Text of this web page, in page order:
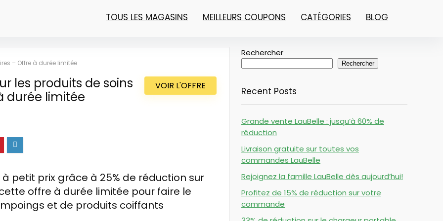
TOUS LES MAGASINS MEILLEURS COUPONS CATÉGORIES BLOG
– Offre à durée limitée
les produits de soins
durée limitée
VOIR L'OFFRE
petit prix grâce à 25% de réduction sur
offre à durée limitée pour faire le
et de produits coiffants
Rechercher
Rechercher
Recent Posts
Grande vente LauBelle : jusqu’à 60% de
réduction
Livraison gratuite sur toutes vos
commandes LauBelle
Rejoignez la famille LauBelle dès aujourd’hui!
Profitez de 15% de réduction sur votre
commande